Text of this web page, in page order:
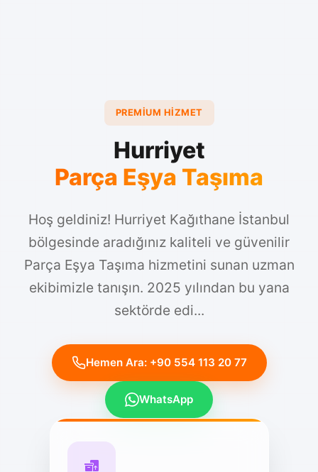
PREMIUM HIZMET
Hurriyet
Parça Eşya Taşıma
Hoş geldiniz! Hurriyet Kağıthane İstanbul
bölgesinde aradığınız kaliteli ve güvenilir
Parça Eşya Taşıma hizmetini sunan uzman
ekibimizle tanışın. 2025 yılından bu yana
sektörde edi...